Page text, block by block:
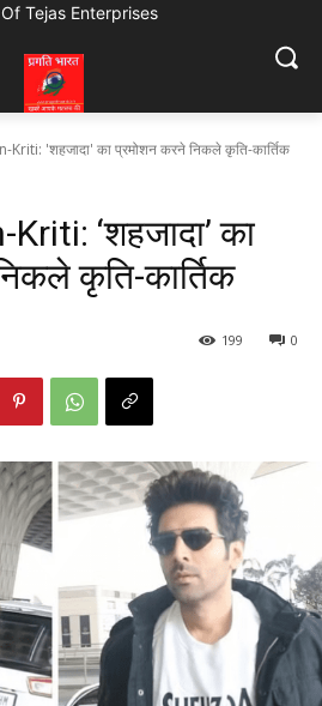
Tejas Enterprises
Kriti: 'शहजादा' का प्रमोशन करने निकले कृति-कार्तिक
‘शहजादा’ का
कृति-कार्तिक
0
199